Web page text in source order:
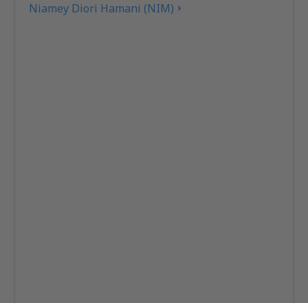
Niamey Diori Hamani (NIM)